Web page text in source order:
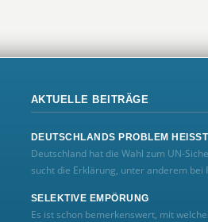
AKTUELLE BEITRÄGE
DEUTSCHLANDS PROBLEM
Deutschland hat die Wahl zum
sucht die Erklärung, unter anderem bei
SELEKTIVE EMPÖRUNG
Es ist schon bemerkenswert, mit